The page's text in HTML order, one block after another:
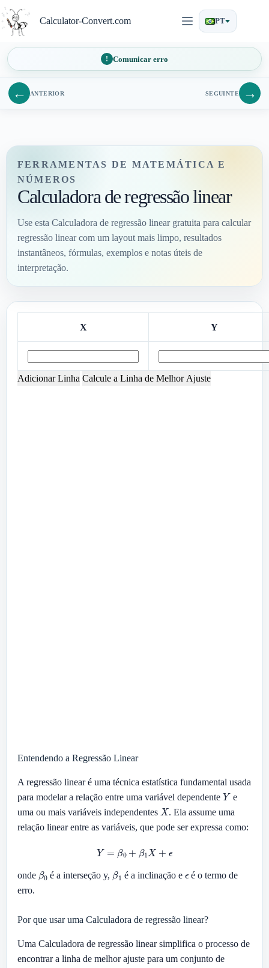
para
o
conteúdo
Calculator-Convert.com PT
Comunicar erro
← ANTERIOR SEGUINTE →
FERRAMENTAS DE MATEMÁTICA E
NÚMEROS
Calculadora de regressão linear
Use esta Calculadora de regressão linear gratuita para calcular
regressão linear com um layout mais limpo, resultados
instantâneos, fórmulas, exemplos e notas úteis de
interpretação.
X Y
Adicionar Linha Calcule a Linha de Melhor Ajuste
Entendendo a Regressão Linear
A regressão linear é uma técnica estatística fundamental usada
para modelar a relação entre uma variável dependente Ye
uma ou mais variáveis independentes X. Ela assume uma
relação linear entre as variáveis, que pode ser expressa como:
β + β1 X+ ϵ
onde β0 é a interseção y, β1 é a inclinação e
é o termo de
erro.
Por que usar uma Calculadora de regressão linear?
Uma Calculadora de regressão linear simplifica o processo de
encontrar a linha de melhor ajuste para um conjunto de